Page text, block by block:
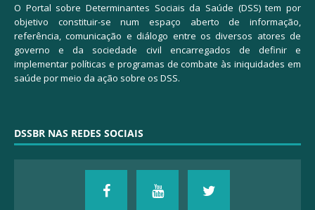
O Portal sobre Determinantes Sociais da Saúde (DSS) tem por
objetivo constituir-se num espaço aberto de informação,
referência, comunicação e diálogo entre os diversos atores de
governo e da sociedade civil encarregados de definir e
implementar políticas e programas de combate às iniquidades em
saúde por meio da ação sobre os DSS.
DSSBR NAS REDES SOCIAIS